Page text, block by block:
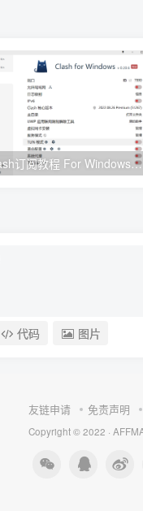
Clash订阅教程 For Windows中文使用图文教程
代码 图片
友链申请 免责声明
Copyright © 2022 ·